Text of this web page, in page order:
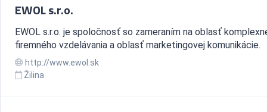
EWOL s.r.o.
EWOL s.r.o. je spoločnosť so zameraním na oblasť
firemného vzdelávania a oblasť marketingovej komunikácie.
http://www.ewol.sk
Žilina